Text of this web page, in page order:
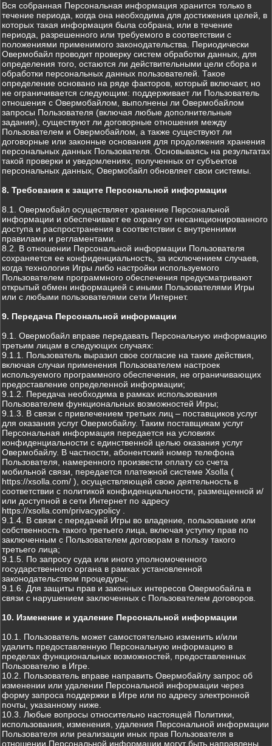
Вся собранная Персональная информация хранится только в
течение периода, когда она необходима для достижения целей, в
которых такая информация была собрана, или в течение
периода, разрешенного или требуемого в соответствии с
положениями применимого законодательства. Периодически
Овермобайл проводит проверку систем обработки данных, для
определения того, остаются ли действительными цели сбора и
обработки персональных данных пользователей. Такое
определение основано на ряде факторов, который включает, но
не ограничивается следующим: поддерживает ли Пользователь
отношения с Овермобайлом, выполнены ли Овермобайлом
запросы Пользователя (включая любые дополнительные
задания), существуют ли договорные отношения между
Пользователем и Овермобайлом, а также существуют ли
договорные или законные основания для продолжения хранения
персональных данных Пользователя. Основываясь на результатах
такой проверки и уведомлениях, полученных от субъектов
персональных данных, Овермобайл обновляет свои системы.
8. Требования к защите Персональной информации
8.1. Овермобайл осуществляет хранение Персональной
информации и обеспечивает ее охрану от несанкционированного
доступа и распространения в соответствии с внутренними
правилами и регламентами.
8.2. В отношении Персональной информации Пользователя
сохраняется ее конфиденциальность, за исключением случаев,
когда технология Игры либо настройки используемого
Пользователем программного обеспечения предусматривают
открытый обмен информацией с иными Пользователями Игры
или с любыми пользователями сети Интернет.
9. Передача Персональной информации
9.1. Овермобайл вправе передавать Персональную информацию
третьим лицам в следующих случаях:
9.1.1. Пользователь выразил свое согласие на такие действия,
включая случаи применения Пользователем настроек
используемого программного обеспечения, не ограничивающих
предоставление определенной информации;
9.1.2. Передача необходима в рамках использования
Пользователем функциональных возможностей Игры;
9.1.3. В связи с привлечением третьих лиц – поставщиков услуг
для оказания услуг Овермобайлу. Таким поставщикам услуг
Персональная информация передается на условиях
конфиденциальности с единственной целью оказания услуг
Овермобайлу. В частности, абонентский номер телефона
Пользователя, намеренного произвести оплату со счета
мобильной связи, передается платежной системе Xsolla (
https://xsolla.com/ ), осуществляющей свою деятельность в
соответствии с политикой конфиденциальности, размещенной и/
или доступной в сети Интернет по адресу
https://xsolla.com/privacypolicy .
9.1.4. В связи с передачей Игры во владение, пользование или
собственность такого третьего лица, включая уступку прав по
заключенным с Пользователем договорам в пользу такого
третьего лица;
9.1.5. По запросу суда или иного уполномоченного
государственного органа в рамках установленной
законодательством процедуры;
9.1.6. Для защиты прав и законных интересов Овермобайла в
связи с нарушением заключенных с Пользователем договоров.
10. Изменение и удаление Персональной информации
10.1. Пользователь может самостоятельно изменить и/или
удалить предоставленную Персональную информацию в
пределах функциональных возможностей, предоставленных
Пользователю в Игре.
10.2. Пользователь вправе направить Овермобайлу запрос об
изменении или удалении Персональной информации через
форму запроса поддержки в Игре или по адресу электронной
почты, указанному ниже.
10.3. Любые вопросы относительно настоящей Политики,
использования, изменения, удаления Персональной информации
Пользователя или реализации иных прав Пользователя в
отношении Персональной информации могут быть направлены